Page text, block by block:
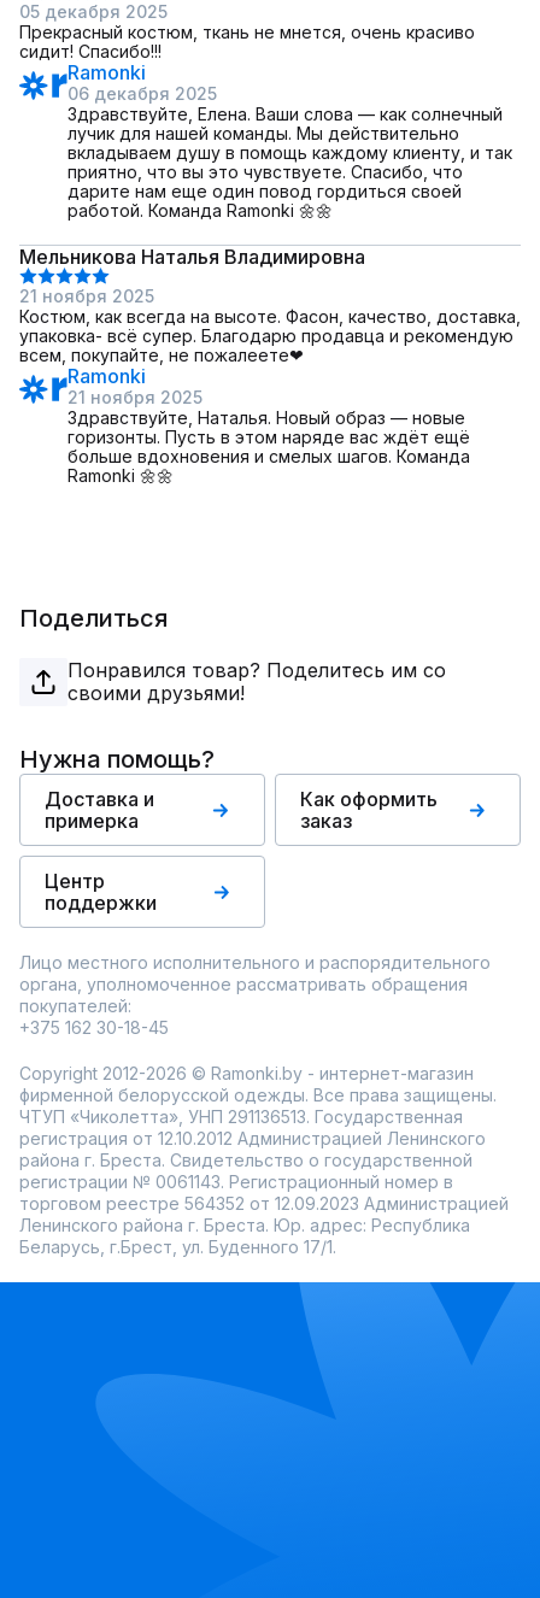
05 декабря 2025
Прекрасный костюм, ткань не мнется, очень красиво
сидит! Спасибо!!!
Ramonki
06 декабря 2025
Здравствуйте, Елена. Ваши слова — как солнечный
лучик для нашей команды. Мы действительно
вкладываем душу в помощь каждому клиенту, и так
приятно, что вы это чувствуете. Спасибо, что
дарите нам еще один повод гордиться своей
работой. Команда Ramonki 🌼🌼
Мельникова Наталья Владимировна
21 ноября 2025
Костюм, как всегда на высоте. Фасон, качество, доставка,
упаковка- всё супер. Благодарю продавца и рекомендую
всем, покупайте, не пожалеете❤
Ramonki
21 ноября 2025
Здравствуйте, Наталья. Новый образ — новые
горизонты. Пусть в этом наряде вас ждёт ещё
больше вдохновения и смелых шагов. Команда
Ramonki 🌼🌼
Поделиться
Понравился товар? Поделитесь им со
своими друзьями!
Нужна помощь?
Доставка и
примерка
Как оформить
заказ
Центр
поддержки
Лицо местного исполнительного и распорядительного
органа, уполномоченное рассматривать обращения
покупателей:
+375 162 30-18-45
Copyright 2012-2026 © Ramonki.by - интернет-магазин
фирменной белорусской одежды. Все права защищены.
ЧТУП «Чиколетта», УНП 291136513. Государственная
регистрация от 12.10.2012 Администрацией Ленинского
района г. Бреста. Свидетельство о государственной
регистрации № 0061143. Регистрационный номер в
торговом реестре 564352 от 12.09.2023 Администрацией
Ленинского района г. Бреста. Юр. адрес: Республика
Беларусь, г.Брест, ул. Буденного 17/1.